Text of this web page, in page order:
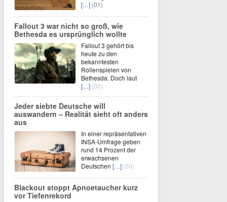
[…] (01)
Fallout 3 war nicht so groß, wie
Bethesda es ursprünglich wollte
Fallout 3 gehört bis
heute zu den
bekanntesten
Rollenspielen von
Bethesda. Doch laut
[…] (00)
Jeder siebte Deutsche will
auswandern – Realität sieht oft anders
aus
In einer repräsentativen
INSA-Umfrage geben
rund 14 Prozent der
erwachsenen
Deutschen […] (00)
Blackout stoppt Apnoetaucher kurz
vor Tiefenrekord